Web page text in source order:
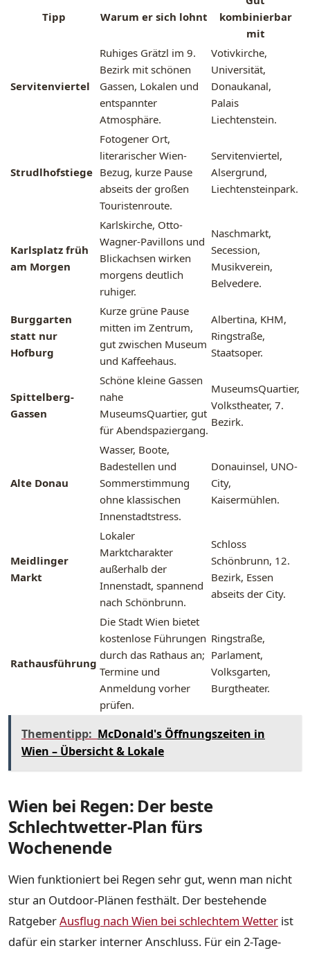
Tipp Warum er sich lohnt
kombinierbar
mit
Servitenviertel
Ruhiges Grätzl im 9.
Bezirk mit schönen
Gassen, Lokalen und
entspannter
Atmosphäre.
Votivkirche,
Universität,
Donaukanal,
Palais
Liechtenstein.
Strudlhofstiege
Fotogener Ort,
literarischer Wien-
Bezug, kurze Pause
abseits der großen
Touristenroute.
Servitenviertel,
Alsergrund,
Liechtensteinpark.
Karlsplatz früh
am Morgen
Karlskirche, Otto-
Wagner-Pavillons und
Blickachsen wirken
morgens deutlich
ruhiger.
Naschmarkt,
Secession,
Musikverein,
Belvedere.
Burggarten
statt nur
Hofburg
Kurze grüne Pause
mitten im Zentrum,
gut zwischen Museum
und Kaffeehaus.
Albertina, KHM,
Ringstraße,
Staatsoper.
Spittelberg-
Gassen
Schöne kleine Gassen
nahe
MuseumsQuartier, gut
für Abendspaziergang.
MuseumsQuartier,
Volkstheater, 7.
Bezirk.
Alte Donau
Wasser, Boote,
Badestellen und
Sommerstimmung
ohne klassischen
Innenstadtstress.
Donauinsel, UNO-
City,
Kaisermühlen.
Meidlinger
Markt
Lokaler
Marktcharakter
außerhalb der
Innenstadt, spannend
nach Schönbrunn.
Schloss
Schönbrunn, 12.
Bezirk, Essen
abseits der City.
Rathausführung
Die Stadt Wien bietet
kostenlose Führungen
durch das Rathaus an;
Termine und
Anmeldung vorher
prüfen.
Ringstraße,
Parlament,
Volksgarten,
Burgtheater.
Thementipp: McDonald's Öffnungszeiten in
Wien – Übersicht & Lokale
Wien bei Regen: Der beste
Schlechtwetter-Plan fürs
Wochenende
Wien funktioniert bei Regen sehr gut, wenn man nicht
stur an Outdoor-Plänen festhält. Der bestehende
RatgeberAusflug nach Wien bei schlechtem Wetter ist
dafür ein starker interner Anschluss. Für ein 2-Tage-